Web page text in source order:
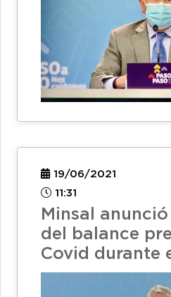
19/06/2021
11:31
Minsal
del balance
Covid durante